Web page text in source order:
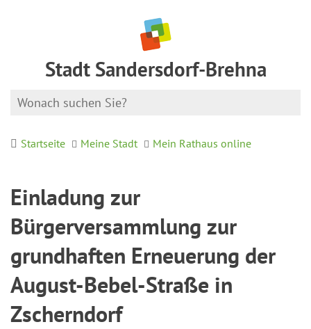
Stadt Sandersdorf-Brehna
Startseite Meine Stadt Mein Rathaus online
Einladung zur
Bürgerversammlung zur
grundhaften Erneuerung der
August-Bebel-Straße in
Zscherndorf